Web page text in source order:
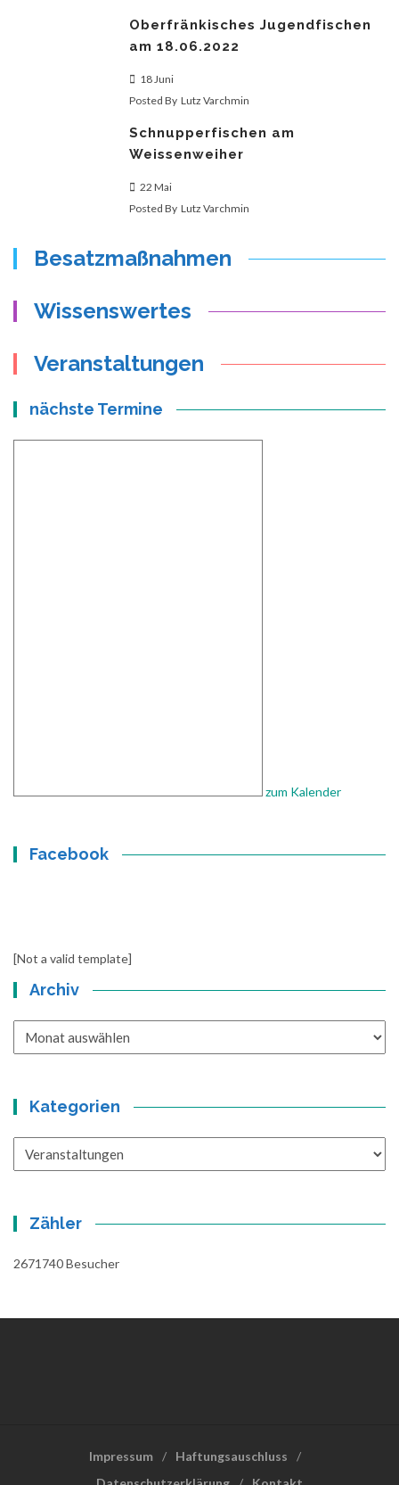
Oberfränkisches Jugendfischen
am 18.06.2022
18 Juni
Posted By Lutz Varchmin
Schnupperfischen am
Weissenweiher
22 Mai
Posted By Lutz Varchmin
Besatzmaßnahmen
Wissenswertes
Veranstaltungen
nächste Termine
zum Kalender
Facebook
[Not a valid template]
Archiv
Kategorien
Zähler
2671740Besucher
Impressum
Haftungsauschluss